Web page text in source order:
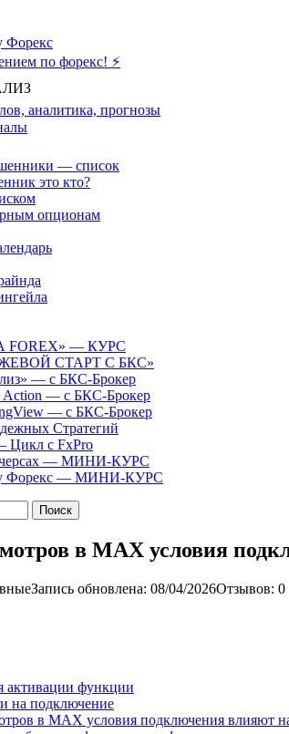
Форекс
по форекс! ⚡
аналитика, прогнозы
— список
это кто?
опционам
FOREX» — КУРС
СТАРТ С БКС»
— с БКС-Брокер
Action — с БКС-Брокер
— с БКС-Брокер
Стратегий
Цикл с FxPro
— МИНИ-КУРС
Форекс — МИНИ-КУРС
в MAX условия
Запись обновлена: 08/04/2026Отзывов: 0
активации функции
на подключение
в MAX условия подключения влияют